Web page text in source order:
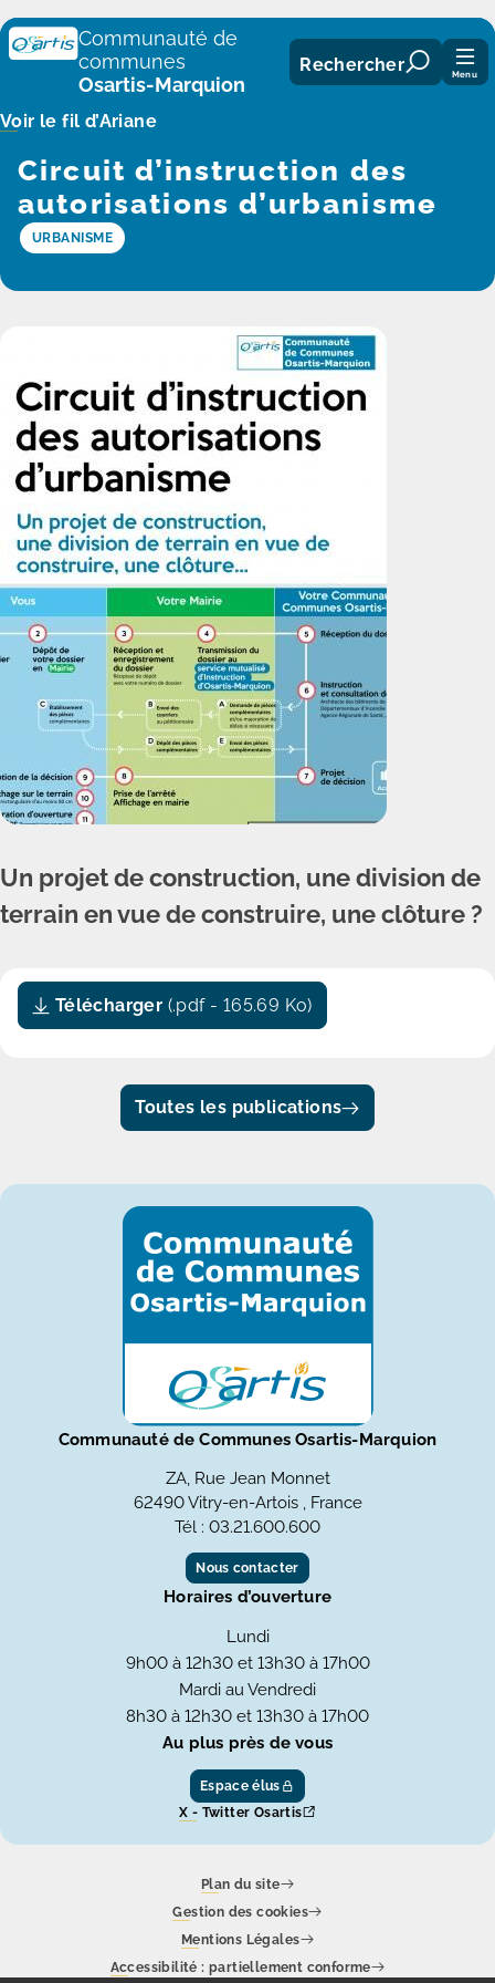
Panneau de gestion des cookies
Communauté de
communes
Osartis-Marquion
Rechercher Menu
Voir le fil d’Ariane
Circuit d’instruction des
autorisations d’urbanisme
URBANISME
Un projet de construction, une division de
terrain en vue de construire, une clôture ?
Télécharger (.pdf - 165.69 Ko)
Toutes les publications
Communauté de Communes Osartis-Marquion
ZA, Rue Jean Monnet
62490 Vitry-en-Artois , France
Tél : 03.21.600.600
Nous contacter
Horaires d’ouverture
Lundi
9h00 à 12h30 et 13h30 à 17h00
Mardi au Vendredi
8h30 à 12h30 et 13h30 à 17h00
Au plus près de vous
Espace élus
X - Twitter Osartis
Plan du site
Gestion des cookies
Mentions Légales
Accessibilité : partiellement conforme